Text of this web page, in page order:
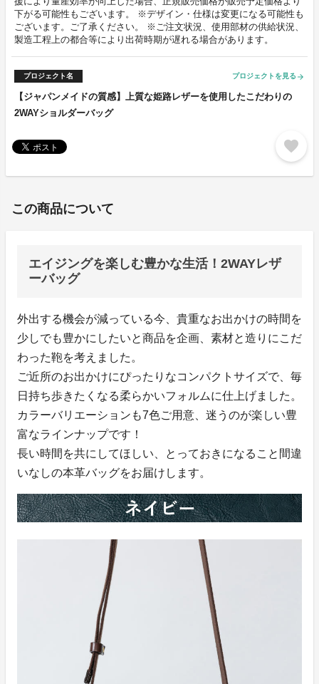
下がる可能性もございます。 ※デザイン・仕様は変更になる可能性も
ございます。ご了承ください。 ※ご注文状況、使用部材の供給状況、
製造工程上の都合等により出荷時期が遅れる場合があります。
プロジェクト名 プロジェクトを見る arrow_forward
【ジャパンメイドの質感】上質な姫路レザーを使用したこだわりの
2WAYショルダーバッグ
favorite
この商品について
エイジングを楽しむ豊かな生活！2WAYレザ
ーバッグ
外出する機会が減っている今、貴重なお出かけの時間を
少しでも豊かにしたいと商品を企画、素材と造りにこだ
わった鞄を考えました。
ご近所のお出かけにぴったりなコンパクトサイズで、毎
日持ち歩きたくなる柔らかいフォルムに仕上げました。
カラーバリエーションも7色ご用意、迷うのが楽しい豊
富なラインナップです！
長い時間を共にしてほしい、とっておきになること間違
いなしの本革バッグをお届けします。